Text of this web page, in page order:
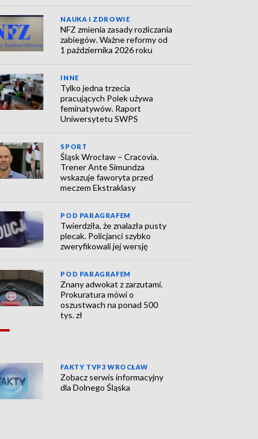
NAUKA I ZDROWIE
NFZ zmienia zasady rozliczania
zabiegów. Ważne reformy od
1 października 2026 roku
INNE
Tylko jedna trzecia
pracujących Polek używa
feminatywów. Raport
Uniwersytetu SWPS
SPORT
Śląsk Wrocław – Cracovia.
Trener Ante Simundza
wskazuje faworyta przed
meczem Ekstraklasy
POD PARAGRAFEM
Twierdziła, że znalazła pusty
plecak. Policjanci szybko
zweryfikowali jej wersję
POD PARAGRAFEM
Znany adwokat z zarzutami.
Prokuratura mówi o
oszustwach na ponad 500
tys. zł
FAKTY TVP3 WROCŁAW
Zobacz serwis informacyjny
dla Dolnego Śląska